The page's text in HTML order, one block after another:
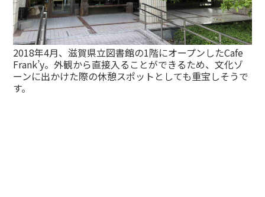
2018年4月、滋賀県立図書館の1階にオープンしたCafe
Frank’y。外観から直接入ることができるため、文化ゾ
ーンに出かけた際の休憩スポットとしても重宝しそうで
す。